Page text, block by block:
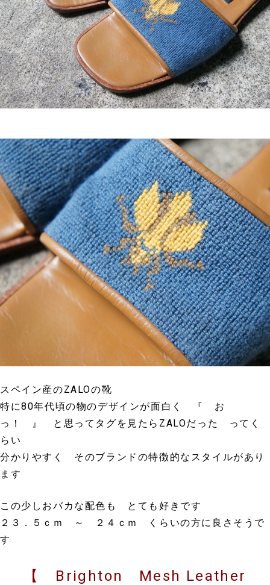
スペイン産のZALOの靴
特に80年代頃の物のデザインが面白く 『 お
っ！ 』 と思ってタグを見たらZALOだった ってく
らい
分かりやすく そのブランドの特徴的なスタイルがあり
ます
この少しおバカな配色も とても好きです
２３．５ｃｍ ～ ２４ｃｍ くらいの方に良さそうで
す
【 Brighton Mesh Leather